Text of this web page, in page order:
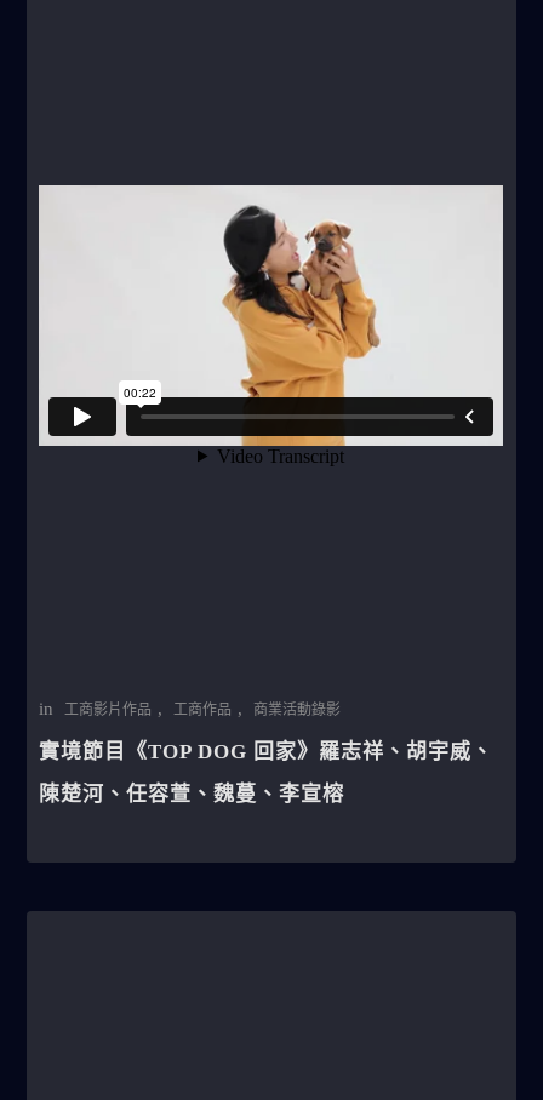
in 工商影片作品 , 工商作品 , 商業活動錄影
實境節目《TOP DOG 回家》羅志祥、胡宇威、
陳楚河、任容萱、魏蔓、李宣榕